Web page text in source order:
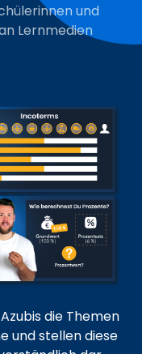
und
Lernmedien
die Themen
und stellen diese